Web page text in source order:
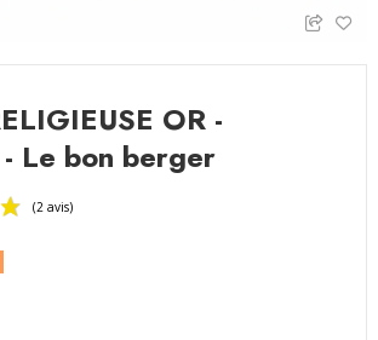
OR -
Le bon berger